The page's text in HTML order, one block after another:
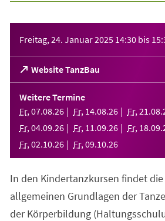
Freitag, 24. Januar 2025 14:30 bis
Website TanzBau
(Öffnet
in
einem
neuen
Tab)
Weitere Termine
Fr, 07.08.26 Fr, 14.08.26 Fr, 21 .08.
Fr, 04.09.26 Fr, 11 .09.26 Fr, 18.09.
Fr, 02.10.26 Fr, 09.10.26
In den Kindertanzkursen findet
allgemeinen Grundlagen der
der Körperbildung